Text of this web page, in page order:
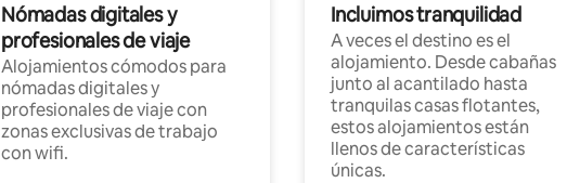
Nómadas digitales y
profesionales de viaje
Alojamientos cómodos para
nómadas digitales y
profesionales de viaje con
zonas exclusivas de trabajo
con wifi.
Incluimos tranquilidad
A veces el destino es el
alojamiento. Desde cabañas
junto al acantilado hasta
tranquilas casas flotantes,
estos alojamientos están
llenos de características
únicas.